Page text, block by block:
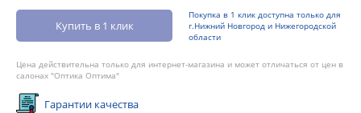
Купить в 1 клик
Покупка в 1 клик доступна только для
г.Нижний Новгород и Нижегородской
области
Цена действительна только для интернет-магазина и может отличаться от цен в
салонах "Оптика Оптима"
Гарантии качества